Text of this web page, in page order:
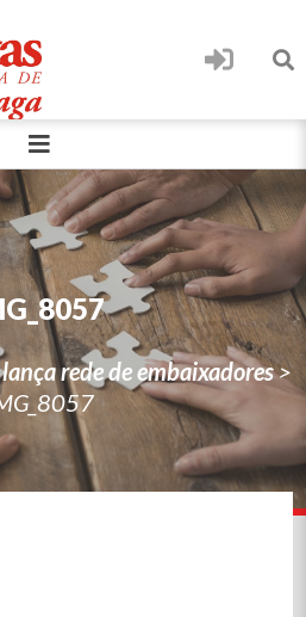
rede de embaixadores>